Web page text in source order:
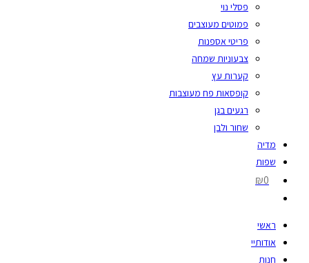
פסלי נוי
פמוטים מעוצבים
פריטי אספנות
צבעוניות שמחה
קערות עץ
קופסאות פח מעוצבות
רגעים בגן
שחור ולבן
מדיה
שפות
₪0
ראשי
אודותיי
חנות